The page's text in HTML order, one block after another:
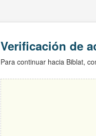
Verificación de
Para continuar hacia Biblat,